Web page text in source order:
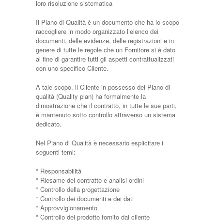
loro risoluzione sistematica
Il Piano di Qualità è un documento che ha lo scopo
raccogliere in modo organizzato l’elenco dei
documenti, delle evidenze, delle registrazioni e in
genere di tutte le regole che un Fornitore si è dato
al fine di garantire tutti gli aspetti contrattualizzati
con uno specifico Cliente.
A tale scopo, il Cliente in possesso del Piano di
qualità (Quality plan) ha formalmente la
dimostrazione che il contratto, in tutte le sue parti,
è mantenuto sotto controllo attraverso un sistema
dedicato.
Nel Piano di Qualità è necessario esplicitare i
seguenti temi:
* Responsabilità
* Riesame del contratto e analisi ordini
* Controllo della progettazione
* Controllo dei documenti e dei dati
* Approvvigionamento
* Controllo del prodotto fornito dal cliente